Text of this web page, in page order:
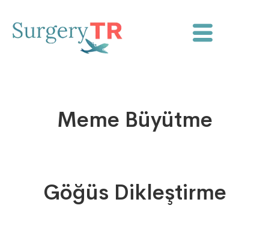
Meme Büyütme
Göğüs Dikleştirme